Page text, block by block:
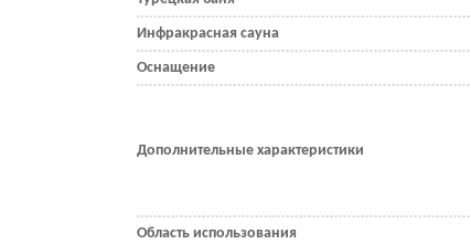
Инфракрасная сауна
Оснащение
Дополнительные характеристики
Область использования